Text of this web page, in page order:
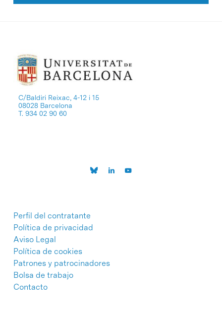
C/Baldiri Reixac, 4-12 i 15
08028 Barcelona
T. 934 02 90 60
Perfil del contratante
Política de privacidad
Aviso Legal
Política de cookies
Patrones y patrocinadores
Bolsa de trabajo
Contacto